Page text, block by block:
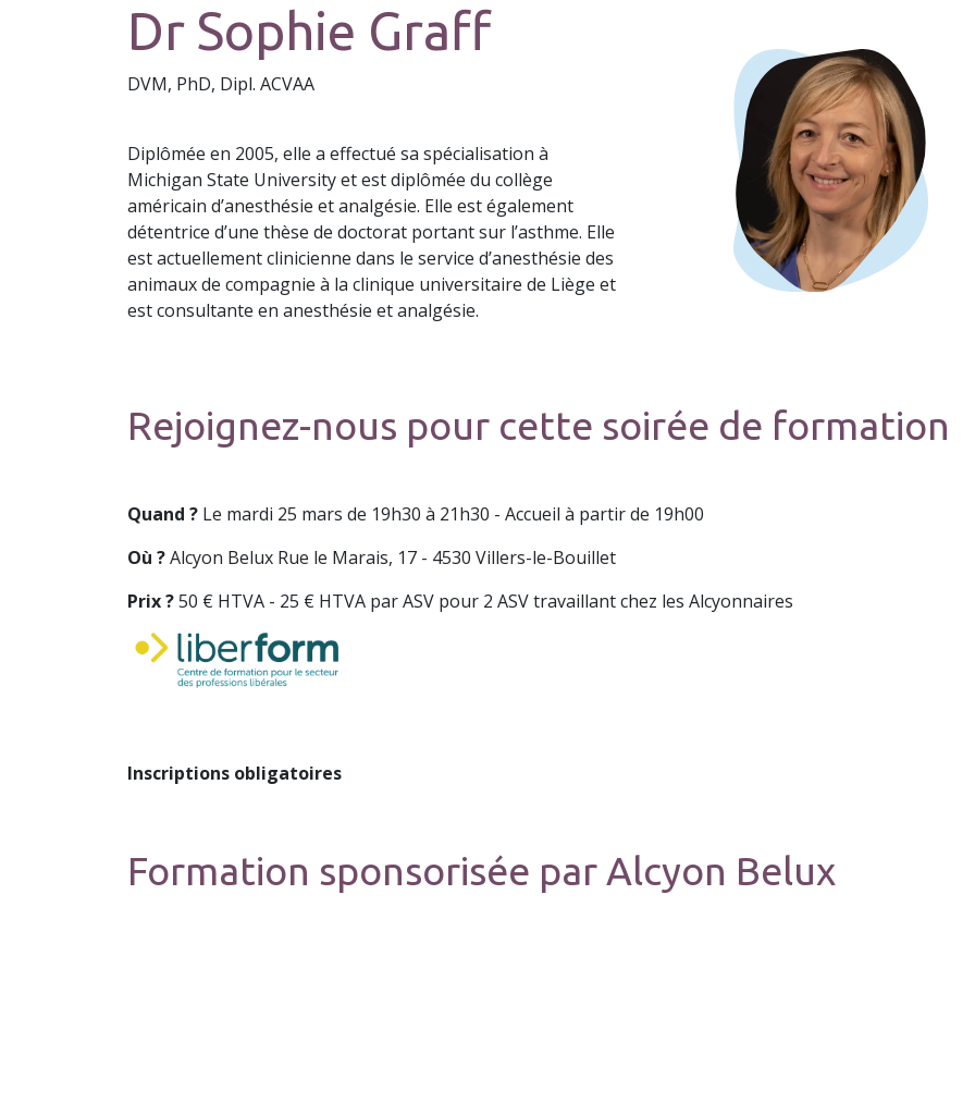
Dr Sophie Graff
​DVM, PhD, Dipl. ACVAA
Diplômée en 2005, elle a effectué sa spécialisation à
Michigan State University et est diplômée du collège
américain d’anesthésie et analgésie. Elle est également
détentrice d’une thèse de doctorat portant sur l’asthme. Elle
est actuellement clinicienne dans le service d’anesthésie des
animaux de compagnie à la clinique universitaire de Liège et
est consultante en anesthésie et analgésie.
Rejoignez-nous pour cette soirée de formation
Quand ? Le mardi 25 mars de 19h30 à 21h30 - Accueil à partir de 19h00
Où ?Alcyon Belux Rue le Marais, 17 - 4530 Villers-le-Bouillet
Prix ?50 € HTVA - 25 € HTVA par ASV pour 2 ASV travaillant chez les Alcyonnaires
Inscriptions obligatoires
Formation sponsorisée par Alcyon Belux